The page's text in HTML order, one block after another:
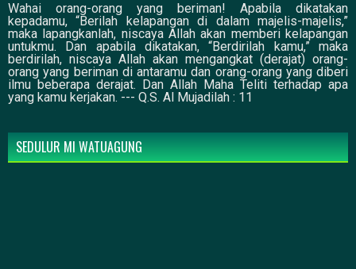
Wahai orang-orang yang beriman! Apabila dikatakan
kepadamu, “Berilah kelapangan di dalam majelis-majelis,”
maka lapangkanlah, niscaya Allah akan memberi kelapangan
untukmu. Dan apabila dikatakan, “Berdirilah kamu,” maka
berdirilah, niscaya Allah akan mengangkat (derajat) orang-
orang yang beriman di antaramu dan orang-orang yang diberi
ilmu beberapa derajat. Dan Allah Maha Teliti terhadap apa
yang kamu kerjakan. --- Q.S. Al Mujadilah : 11
SEDULUR MI WATUAGUNG